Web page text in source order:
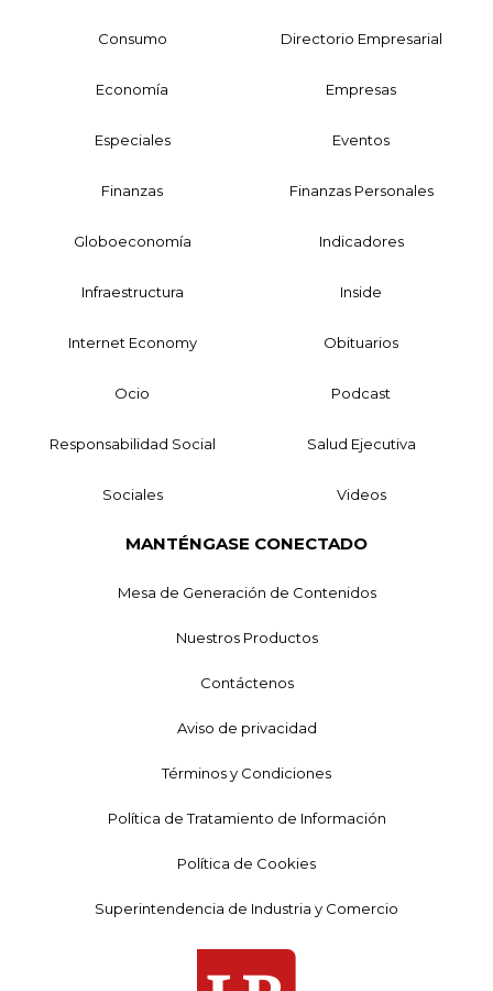
Consumo Directorio Empresarial
Economía Empresas
Especiales Eventos
Finanzas Finanzas Personales
Globoeconomía Indicadores
Infraestructura Inside
Internet Economy Obituarios
Ocio Podcast
Responsabilidad Social Salud Ejecutiva
Sociales Videos
MANTÉNGASE CONECTADO
Mesa de Generación de Contenidos
Nuestros Productos
Contáctenos
Aviso de privacidad
Términos y Condiciones
Política de Tratamiento de Información
Política de Cookies
Superintendencia de Industria y Comercio